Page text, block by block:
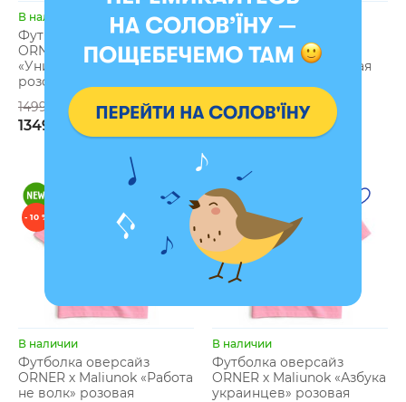
В наличии
Футболка оверсайз
ORNER х Maliunok
«Универсальный совет»
розовая
1499 грн
1349 грн
В наличии
Футболка оверсайз
ORNER х Maliunok
«Спокойствие» розовая
1499 грн
1349 грн
- 10 %
В наличии
Футболка оверсайз
ORNER х Maliunok «Работа
не волк» розовая
- 10 %
В наличии
Футболка оверсайз
ORNER х Maliunok «Азбука
украинцев» розовая